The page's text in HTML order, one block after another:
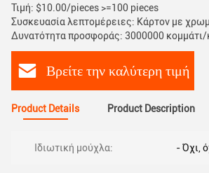
Τιμή: $10.00/pieces >=100 pieces
Συσκευασία λεπτομέρειες: Κάρτον με
Δυνατότητα προσφοράς: 3000000
Βρείτε την καλύτερη τιμή
Product Details Product Description
Ιδιωτική μούχλα: - Όχι,